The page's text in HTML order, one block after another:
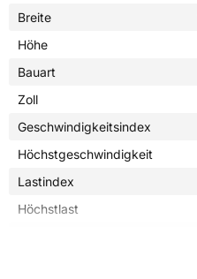
Breite
Höhe
Bauart
Zoll
Geschwindigkeitsindex
Höchstgeschwindigkeit
Lastindex
Höchstlast